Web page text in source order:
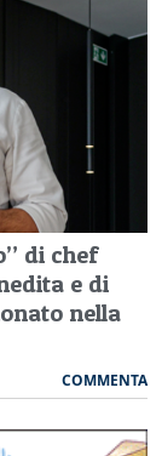
di chef
e di
nella
COMMENTA